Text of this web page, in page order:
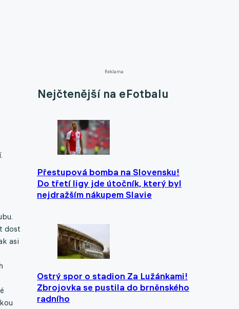
Reklama
Nejčtenější na eFotbalu
Přestupová bomba na Slovensku!
Do třetí ligy jde útočník, který byl
nejdražším nákupem Slavie
Ostrý spor o stadion Za Lužánkami!
Zbrojovka se pustila do brněnského
radního
dost
asi